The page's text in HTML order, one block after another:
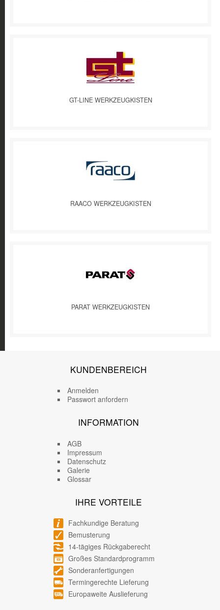
GT-LINE WERKZEUGKISTEN
RAACO WERKZEUGKISTEN
PARAT WERKZEUGKISTEN
KUNDENBEREICH
Anmelden
Passwort anfordern
INFORMATION
AGB
Impressum
Datenschutz
Galerie
Glossar
IHRE VORTEILE
Fachkundige Beratung
Bemusterung
14-tägiges Rückgaberecht
Großes Standardprogramm
Sonderanfertigungen
Termingerechte Lieferung
Europaweite Auslieferung